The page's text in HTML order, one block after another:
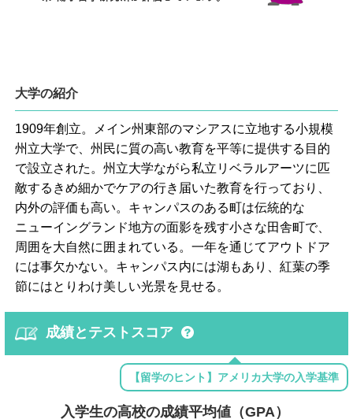
大学の紹介
1909年創立。メイン州東部のマシアスに立地する小規模
州立大学で、州民に質の高い教育を平等に提供する目的
で設立された。州立大学ながら私立リベラルアーツに匹
敵するきめ細かでケアの行き届いた教育を行っており、
内外の評価も高い。キャンパスのある町は伝統的な
ニューイングランド地方の面影を残す小さな田舎町で、
周囲を大自然に囲まれている。一年を通じてアウトドア
には事欠かない。キャンパス内には湖もあり、紅葉の季
節にはとりわけ美しい光景を見せる。
成績とテストスコア
【留学のヒント】アメリカ大学の入学基準
入学生の高校の成績平均値（GPA）